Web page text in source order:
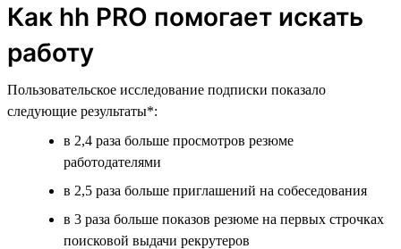
Как hh PRO помогает искать
работу
Пользовательское исследование подписки показало
следующие результаты*:
в 2,4 раза больше просмотров резюме
работодателями
в 2,5 раза больше приглашений на собеседования
в 3 раза больше показов резюме на первых строчках
поисковой выдачи рекрутеров